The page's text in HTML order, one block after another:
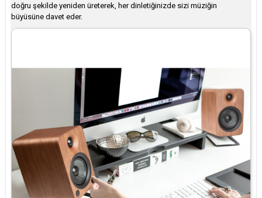
doğru şekilde yeniden üreterek, her dinletiğinizde sizi müziğin
büyüsüne davet eder.